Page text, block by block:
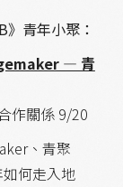
青年小聚：
— 青
作關係 9/20
、青聚
何走入地